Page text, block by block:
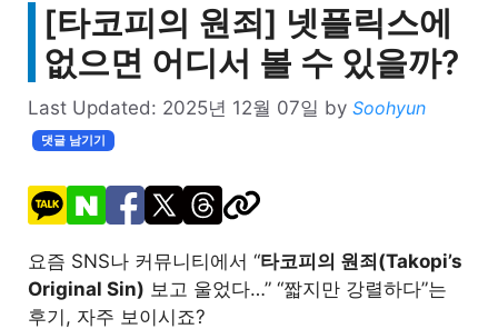
[타코피의 원죄] 넷플릭스에
없으면 어디서 볼 수 있을까?
Last Updated: 2025년 12월 07일 by Soohyun
댓글 남기기
요즘 SNS나 커뮤니티에서 “타코피의 원죄(Takopi’s
Original Sin) 보고 울었다…” “짧지만 강렬하다”는
후기, 자주 보이시죠?